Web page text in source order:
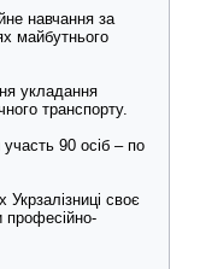
навчання за
майбутнього
укладання
транспорту.
90 осіб – по
своє
професійно-